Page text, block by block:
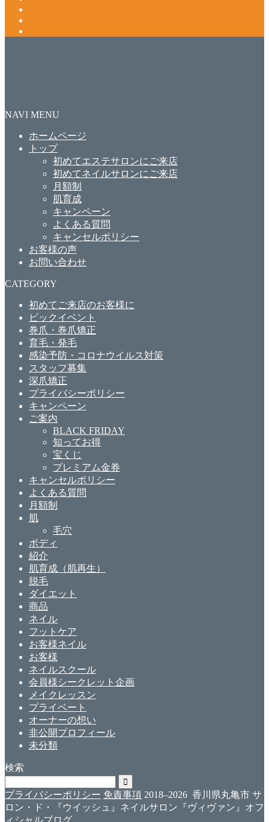
NAVI MENU
ホームページ
トップ
初めてエステサロンにご来店
初めてネイルサロンにご来店
月額制
肌育成
キャンペーン
よくある質問
キャンセルポリシー
お客様の声
お問い合わせ
CATEGORY
初めてご来店のお客様に
ビックイベント
巻爪・巻爪矯正
育毛・発毛
感染予防・コロナウイルス対策
スタッフ募集
深爪矯正
プライバシーポリシー
キャンペーン
ご案内
BLACK FRIDAY
知ってお得
宝くじ
プレミアム金券
キャンセルポリシー
よくある質問
月額制
肌
毛穴
ボディ
紹介
肌育成（肌再生）
脱毛
ダイエット
商品
ネイル
フットケア
お客様ネイル
お客様
ネイルスクール
会員様シークレット企画
メイクレッスン
プライベート
オーナーの想い
非公開プロフィール
未分類
検索
プライバシーポリシー 免責事項 2018–2026 香川県丸亀市 サ
ロン・ド・『ウイッシュ』ネイルサロン『ヴィヴァン』オフ